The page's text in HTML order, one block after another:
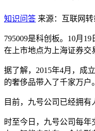
知识问答 来源：互联网转
795009是科创板。10月
在上市地点为上海证券交
据了解，2015年4月，成
的奢侈品带入了千家万户。
目前，九号公司已经拥有
时至今日，九号公司每